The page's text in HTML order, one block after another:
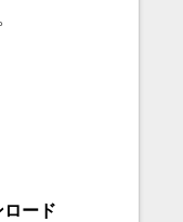
ロード